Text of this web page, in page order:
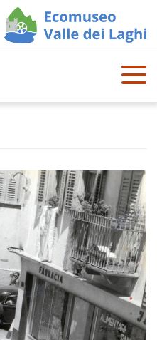
OPE
N